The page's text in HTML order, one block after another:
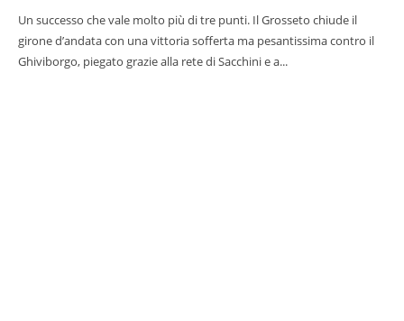
Un successo che vale molto più di tre punti. Il Grosseto chiude il
girone d’andata con una vittoria sofferta ma pesantissima contro il
Ghiviborgo, piegato grazie alla rete di Sacchini e a...